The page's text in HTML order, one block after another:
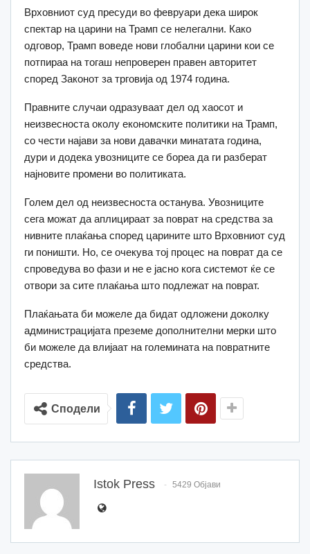
Врховниот суд пресуди во февруари дека широк
спектар на царини на Трамп се нелегални. Како
одговор, Трамп воведе нови глобални царини кои се
потпираа на тогаш непроверен правен авторитет
според Законот за трговија од 1974 година.
Правните случаи одразуваат дел од хаосот и
неизвесноста околу економските политики на Трамп,
со чести најави за нови давачки минатата година,
дури и додека увозниците се бореа да ги разберат
најновите промени во политиката.
Голем дел од неизвесноста останува. Увозниците
сега можат да аплицираат за поврат на средства за
нивните плаќања според царините што Врховниот суд
ги поништи. Но, се очекува тој процес на поврат да се
спроведува во фази и не е јасно кога системот ќе се
отвори за сите плаќања што подлежат на поврат.
Плаќањата би можеле да бидат одложени доколку
администрацијата преземе дополнителни мерки што
би можеле да влијаат на големината на повратните
средства.
Сподели
Istok Press 5429 Објави